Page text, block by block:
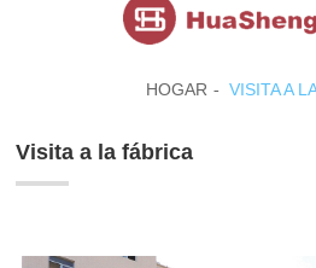
HOGAR VISITA A
Visita a la fábrica